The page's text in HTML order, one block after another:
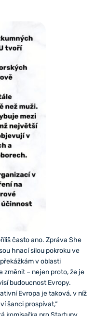
často ano. Zpráva She
hnací silou pokroku ve
v oblasti
změnit – nejen proto, že je
budoucnost Evropy.
Evropa je taková, v níž
šanci prospívat,“